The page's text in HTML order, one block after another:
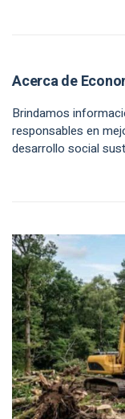
Acerca de
Brindamos
responsables en
desarrollo social